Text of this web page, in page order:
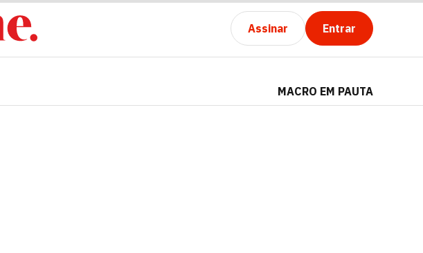
Assinar Entrar
MACRO EM PAUTA